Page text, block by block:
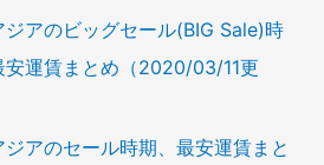
ジアのビッグセール(BIG Sale)時
安運賃まとめ（2020/03/11更
ジアのセール時期、最安運賃まと